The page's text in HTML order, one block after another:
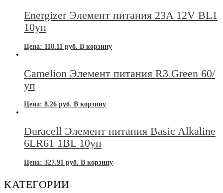
Energizer Элемент питания 23A 12V BL1
10уп
Цена: 118.11 руб. В корзину
Camelion Элемент питания R3 Green 60/
уп
Цена: 8.26 руб. В корзину
Duracell Элемент питания Basic Alkaline
6LR61 1BL 10уп
Цена: 327.91 руб. В корзину
КАТЕГОРИИ